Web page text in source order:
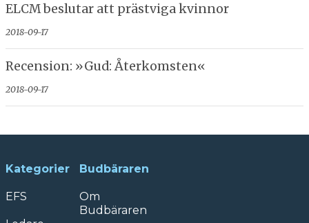
ELCM beslutar att prästviga kvinnor
2018-09-17
Recension: »Gud: Återkomsten«
2018-09-17
Kategorier
EFS
Budbäraren
Om
Budbäraren